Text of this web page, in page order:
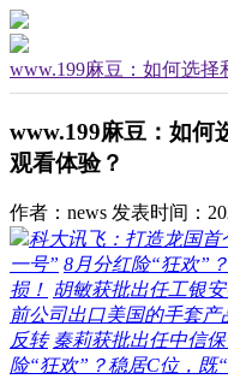
www.199麻豆：如何选择
www.199麻豆：如何
观看体验？
作者：news 发表时间：
科大讯飞：打造龙国
一号” 8月分红险“狂欢”
损！ 胡敏获批出任工银
前公司出口美国的手套
反转 秦莉获批出任中信
险“狂欢”？稳居C位，既